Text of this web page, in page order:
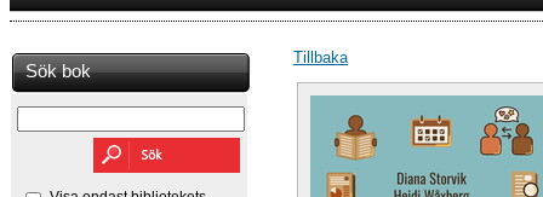
Sök bok
Tillbaka